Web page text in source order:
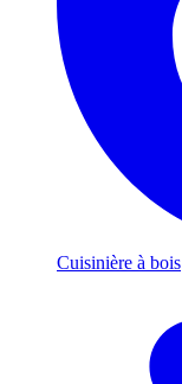
Cuisinière à bois